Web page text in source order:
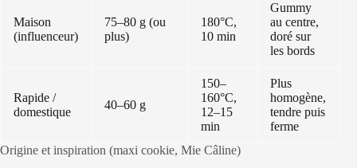
Maison
(influenceur)
75–80 g (ou
plus)
180°C,
10 min
Gummy
au centre,
doré sur
les bords
Rapide /
domestique
40–60 g
150–
160°C,
12–15
min
Plus
homogène,
tendre puis
ferme
Origine et inspiration (maxi cookie, Mie Câline)